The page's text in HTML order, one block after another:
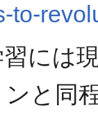
to-
には
ンと同